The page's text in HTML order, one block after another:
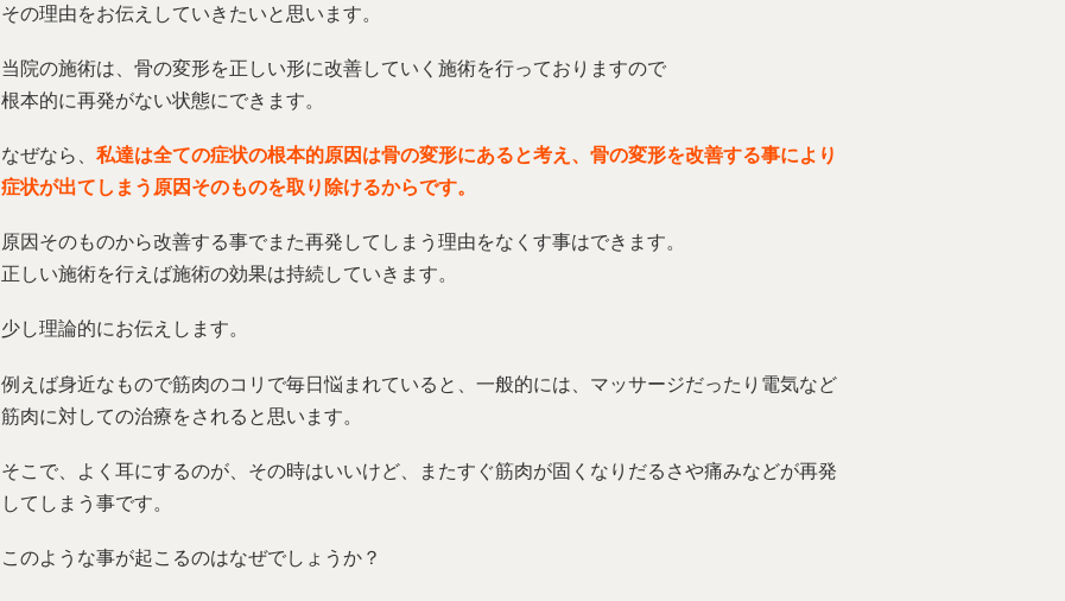
その理由をお伝えしていきたいと思います。
当院の施術は、骨の変形を正しい形に改善していく施術を行っておりますので
根本的に再発がない状態にできます。
なぜなら、 私達は全ての症状の根本的原因は骨の変形にあると考え、骨の変形を改善する事により
症状が出てしまう原因そのものを取り除けるからです。
原因そのものから改善する事でまた再発してしまう理由をなくす事はできます。
正しい施術を行えば施術の効果は持続していきます。
少し理論的にお伝えします。
例えば身近なもので筋肉のコリで毎日悩まれていると、一般的には、マッサージだったり電気など
筋肉に対しての治療をされると思います。
そこで、よく耳にするのが、その時はいいけど、またすぐ筋肉が固くなりだるさや痛みなどが再発
してしまう事です。
このような事が起こるのはなぜでしょうか？